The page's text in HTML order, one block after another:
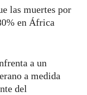
las muertes por
en África
a un
a medida
del